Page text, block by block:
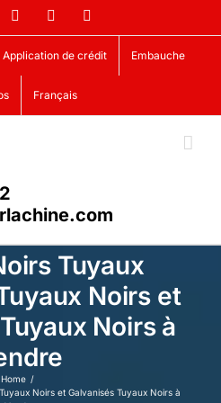
YouTube
Application de crédit Embauche
Français
Tuyaux
Noirs et
Noirs à
Home
Noirs et Galvanisés Tuyaux Noirs à